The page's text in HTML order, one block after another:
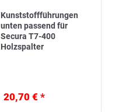
Kunststoffführungen
unten passend für
Secura T7-400
Holzspalter
20,70 € *